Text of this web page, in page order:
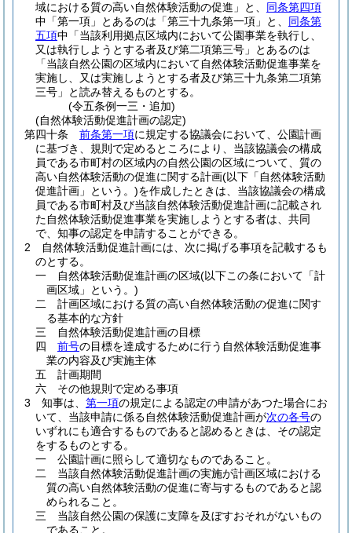
域における質の高い自然体験活動の促進」と、 同条第四項
中「第一項」とあるのは「第三十九条第一項」と、 同条第
五項中「当該利用拠点区域内において公園事業を執行し、
又は執行しようとする者及び第二項第三号」とあるのは
「当該自然公園の区域内において自然体験活動促進事業を
実施し、又は実施しようとする者及び第三十九条第二項第
三号」と読み替えるものとする。
(令五条例一三・追加)
(自然体験活動促進計画の認定)
第四十条
前条第一項に規定する協議会において、公園計画
に基づき、規則で定めるところにより、当該協議会の構成
員である市町村の区域内の自然公園の区域について、質の
高い自然体験活動の促進に関する計画(以下「自然体験活動
促進計画」という。)を作成したときは、当該協議会の構成
員である市町村及び当該自然体験活動促進計画に記載され
た自然体験活動促進事業を実施しようとする者は、共同
で、知事の認定を申請することができる。
2
自然体験活動促進計画には、次に掲げる事項を記載するも
のとする。
一
自然体験活動促進計画の区域(以下この条において「計
画区域」という。)
二
計画区域における質の高い自然体験活動の促進に関す
る基本的な方針
三
自然体験活動促進計画の目標
四
前号の目標を達成するために行う自然体験活動促進事
業の内容及び実施主体
五
計画期間
六
その他規則で定める事項
3
知事は、 第一項の規定による認定の申請があつた場合にお
いて、当該申請に係る自然体験活動促進計画が次の各号の
いずれにも適合するものであると認めるときは、その認定
をするものとする。
一
公園計画に照らして適切なものであること。
二
当該自然体験活動促進計画の実施が計画区域における
質の高い自然体験活動の促進に寄与するものであると認
められること。
三
当該自然公園の保護に支障を及ぼすおそれがないもの
であること。